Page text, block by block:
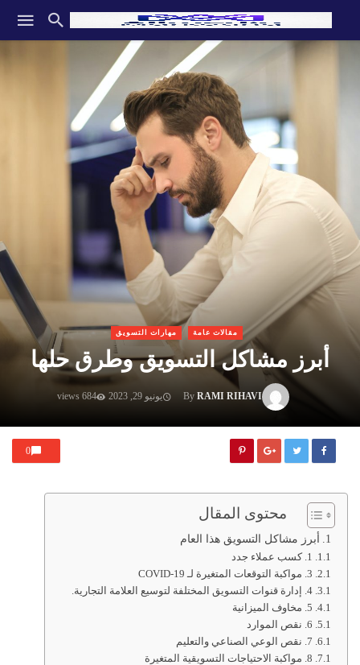
مقالات عامة مهارات التسويق
أبرز مشاكل التسويق وطرق حلها
ByRAMI RIHAVI يونيو 29, 2023 684 views
0
محتوى المقال
أبرز مشاكل التسويق هذا العام
1. كسب عملاء جدد
3. مواكبة التوقعات المتغيرة لـ COVID-19
4. إدارة قنوات التسويق المختلفة لتوسيع العلامة التجارية.
5. مخاوف الميزانية
6. نقص الموارد
7. نقص الوعي الصناعي والتعليم
8. مواكبة الاحتياجات التسويقية المتغيرة